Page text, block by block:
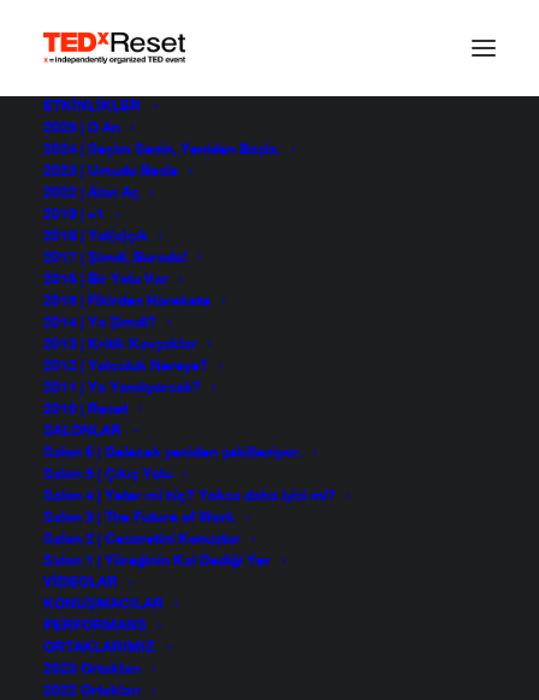
ETKINLIKLER
2025 | O An
2024 | Seçim Senin, Yeniden Başla.
2023 | Umudu Besle
2022 | Alan Aç
2019 | +1
2018 | Yol(a)çık
2017 | Şimdi, Burada!
2016 | Bir Yolu Var
2015 | Fikirden Harekete
2014 | Ya Şimdi?
2013 | Kritik Kavşaklar
2012 | Yolculuk Nereye?
2011 | Ya Yanılıyorsak?
2010 | Reset
SALONLAR
Salon 6 | Gelecek yeniden şekilleniyor.
Salon 5 | Çıkış Yolu
Salon 4 | Yeter mi hiç? Yoksa daha iyisi mi?
Salon 3 | The Future of Work
Salon 2 | Cesaretini Konuştur
Salon 1 | Yüreğinin Kal Dediği Yer
VIDEOLAR
KONUŞMACILAR
PERFORMANS
ORTAKLARIMIZ
2023 Ortakları
2022 Ortakları